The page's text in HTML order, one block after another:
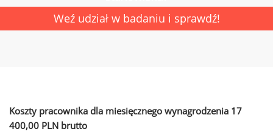
Weź udział w badaniu i sprawdź!
Koszty pracownika dla miesięcznego wynagrodzenia 17
400,00 PLN brutto